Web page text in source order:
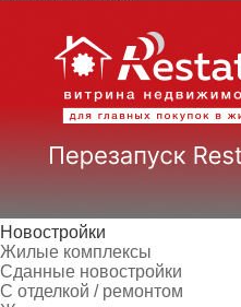
Новостройки
Жилые комплексы
Сданные новостройки
С отделкой / ремонтом